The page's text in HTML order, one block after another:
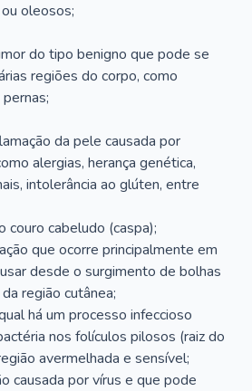
oleosos;
do tipo benigno que pode se
regiões do corpo, como
da pele causada por
alergias, herança genética,
intolerância ao glúten, entre
couro cabeludo (caspa);
que ocorre principalmente em
desde o surgimento de bolhas
região cutânea;
há um processo infeccioso
nos folículos pilosos (raiz do
avermelhada e sensível;
causada por vírus e que pode